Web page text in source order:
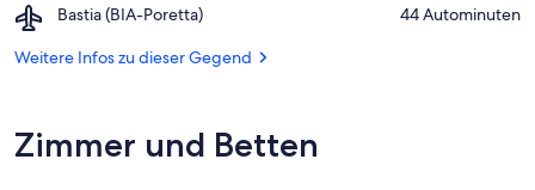
Strand
Bastia (BIA-Poretta)
Airport,
(BIA-
‪44 Autominuten‬
Weitere Infos zu dieser Gegend
Zimmer und Betten